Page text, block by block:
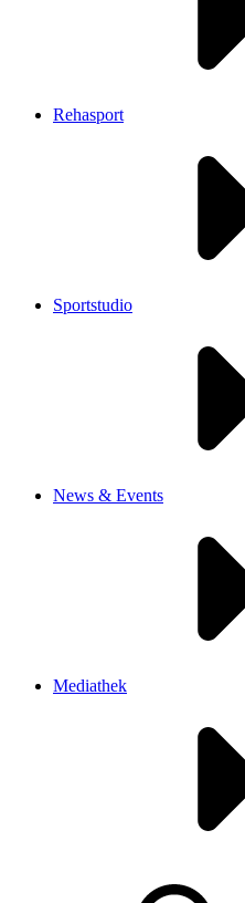
Rehasport
Sportstudio
News & Events
Mediathek